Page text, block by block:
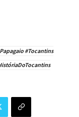
#Tocantins